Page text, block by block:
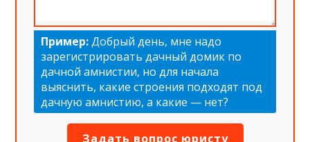
Пример:Добрый день, мне надо
зарегистрировать дачный домик по
дачной амнистии, но для начала
выяснить, какие строения подходят под
дачную амнистию, а какие — нет?